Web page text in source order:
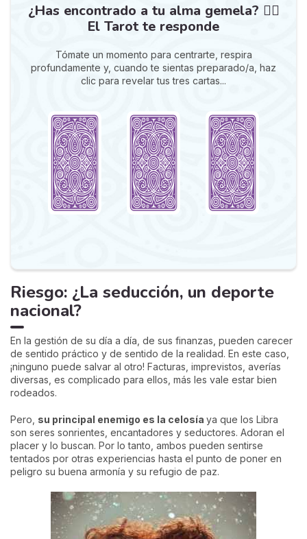
¿Has encontrado a tu alma gemela? ❤️‍🔥
El Tarot te responde
Tómate un momento para centrarte, respira
profundamente y, cuando te sientas preparado/a, haz
clic para revelar tus tres cartas...
Riesgo: ¿La seducción, un deporte
nacional?
En la gestión de su día a día, de sus finanzas, pueden carecer
de sentido práctico y de sentido de la realidad. En este caso,
¡ninguno puede salvar al otro! Facturas, imprevistos, averías
diversas, es complicado para ellos, más les vale estar bien
rodeados.
Pero, su principal enemigo es la celosía ya que los Libra
son seres sonrientes, encantadores y seductores. Adoran el
placer y lo buscan. Por lo tanto, ambos pueden sentirse
tentados por otras experiencias hasta el punto de poner en
peligro su buena armonía y su refugio de paz.